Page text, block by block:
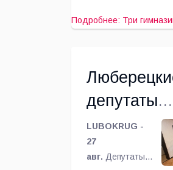
Подробнее: Три
депутаты
передали
генератор
LUBOKRUG -
27
авг. Депутаты